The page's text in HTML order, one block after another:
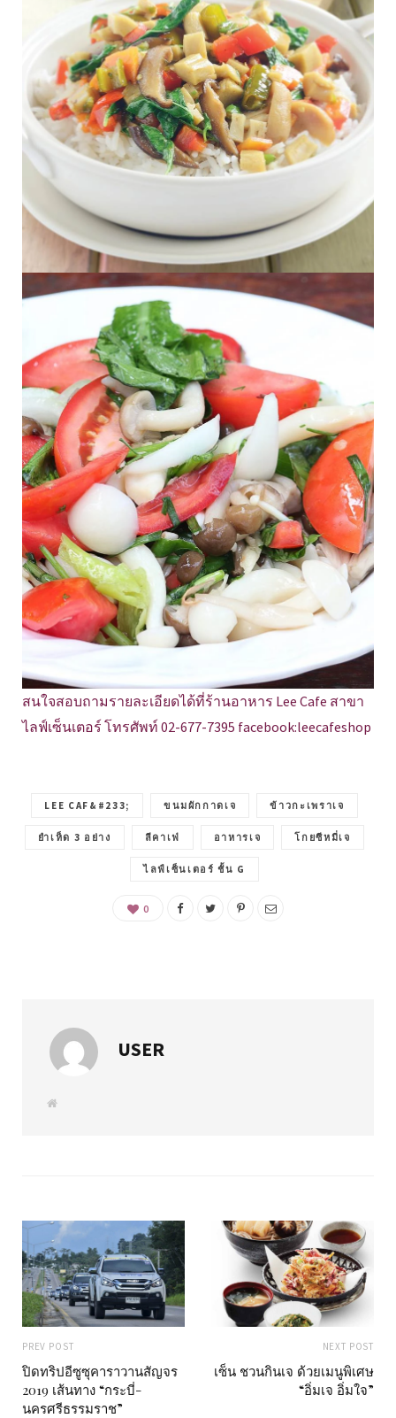
สนใจสอบถามรายละเอียดได้ที่ร้านอาหาร Lee Cafe สาขา
ไลฟ์เซ็นเตอร์ โทรศัพท์ 02-677-7395 facebook:leecafeshop
LEE CAF&#233; ขนมผักกาดเจ ข้าวกะเพราเจ
ยำเห็ด 3 อย่าง ลีคาเฟ่ อาหารเจ โกยซีหมี่เจ
ไลฟ์เซ็นเตอร์ ชั้น G
0
USER
W
PREV POST
ปิดทริปอีซูซุคาราวานสัญจร
2019 เส้นทาง “กระบี่-
นครศรีธรรมราช”
NEXT POST
เซ็น ชวนกินเจ ด้วยเมนูพิเศษ
“อิ่มเจ อิ่มใจ”